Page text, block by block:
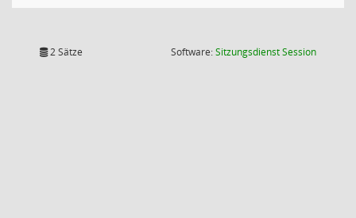
2 Sätze Software:SitzungsdienstSession(Wird in